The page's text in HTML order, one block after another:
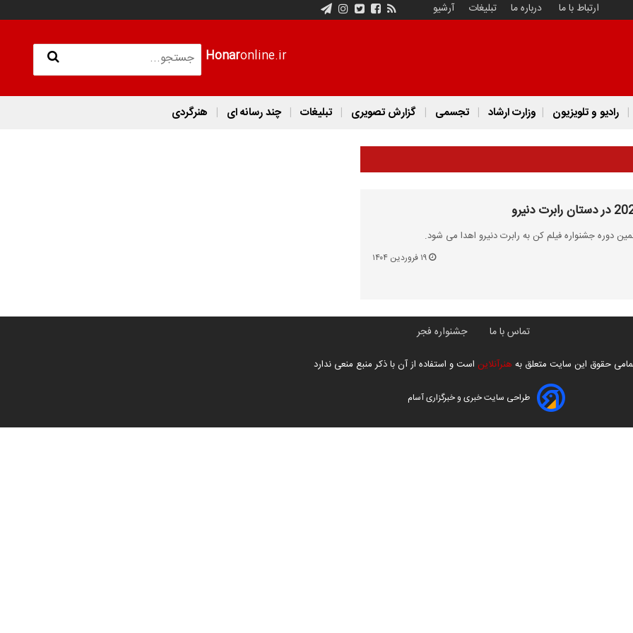
ارتباط با ما درباره ما تبلیغات آرشیو
Honaronline.ir
رادیو و تلویزیون وزارت ارشاد تجسمی گزارش تصویری تبلیغات چند رسانه ای هنرگردی
دوره جشنواره فیلم کن به رابرت دنیرو اهدا می شود.
۱۹ فروردین ۱۴۰۴
تماس با ما جشنواره فجر
حقوق این سایت متعلق به هنرآنلاین است و استفاده از آن با ذکر منبع منعی ندارد
طراحی سایت خبری و خبرگزاری آسام